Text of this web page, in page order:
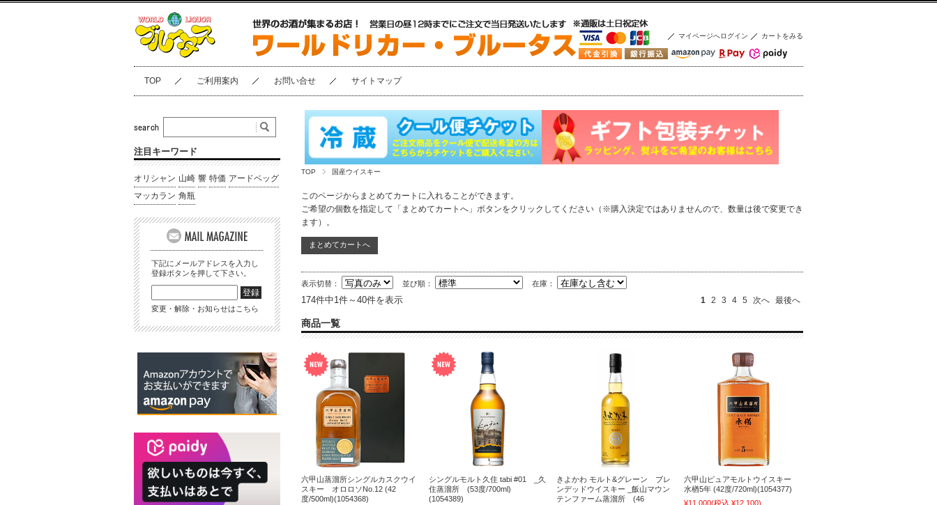
マイページへログイン カートをみる
TOP ご利用案内 お問い合せ サイトマップ
TOP 国産ウイスキー
このページからまとめてカートに入れることができます。
ご希望の個数を指定して「まとめてカートへ」ボタンをクリックしてください（※購入決定ではありませんので、数量は後で変更でき
ます）。
表示切替： 並び順： 在庫：
174件中1件～40件を表示 1 2 3 4 5 次へ 最後へ
商品一覧
六甲山蒸溜所シングルカスクウイ
スキー オロロソNo.12 (42
度/500ml)(1054368)
シングルモルト久住 tabi #01 _久
住蒸溜所 (53度/700ml)
(1054389)
きよかわ モルト&グレーン ブレ
ンデッドウイスキー _飯山マウン
テンファーム蒸溜所 (46
六甲山ピュアモルトウイスキー
水楢5年 (42度/720ml)(1054377)
¥11,000(税込 ¥12,100)
注目キーワード
オリシャン 山崎 響 特価 アードベッグ
マッカラン 角瓶
下記にメールアドレスを入力し
登録ボタンを押して下さい。
変更・解除・お知らせはこちら